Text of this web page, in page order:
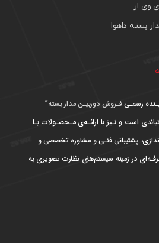
وی ار
بسته داهوا
رسمـیفـروش دوربیـن مدار بسته”
است و نـیز با ارائـه‌ی مـحصـولات بـا
پشتیبانی فنـی و مشاوره تخصصی و
در زمینه سیستم‌های نظارت تصویری به